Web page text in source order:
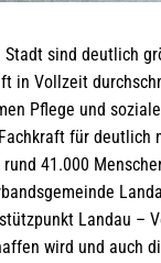
sind deutlich
in Vollzeit
Pflege und
für deutlich
41.000
Landau –
wird und auch